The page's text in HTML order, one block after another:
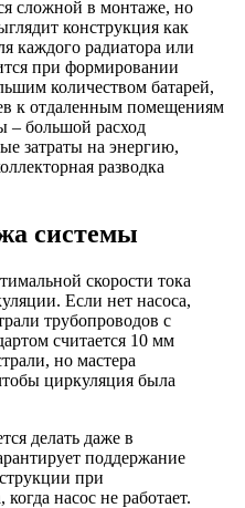
сложной в монтаже, но
конструкция как
каждого радиатора или
при формировании
количеством батарей,
к отдаленным помещениям
большой расход
затраты на энергию,
разводка
системы
скорости тока
Если нет насоса,
трубопроводов с
считается 10 мм
но мастера
циркуляция была
делать даже в
поддержание
при
насос не работает.